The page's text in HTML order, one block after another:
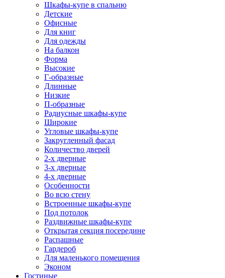
Шкафы-купе в спальню
Детские
Офисные
Для книг
Для одежды
На балкон
Форма
Высокие
Г-образные
Длинные
Низкие
П-образные
Радиусные шкафы-купе
Широкие
Угловые шкафы-купе
Закругленный фасад
Количество дверей
2-х дверные
3-х дверные
4-х дверные
Особенности
Во всю стену
Встроенные шкафы-купе
Под потолок
Раздвижные шкафы-купе
Открытая секция посередине
Распашные
Гардероб
Для маленького помещения
Эконом
Гостиные